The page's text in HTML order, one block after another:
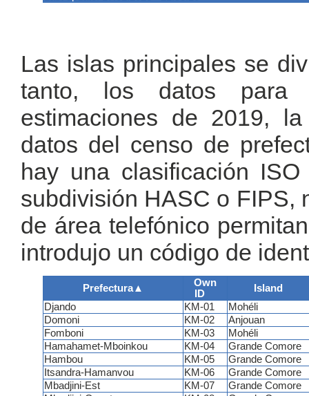
Las islas principales se
tanto, los datos para
estimaciones de 2019,
datos del censo de
hay una clasificación
subdivisión HASC o FIPS,
de área telefónico
introdujo un código de
Prefectura▲
Own
ID
Island
Djando
KM-01
Mohéli
Domoni
KM-02
Anjouan
Fomboni
KM-03
Mohéli
Hamahamet-Mboinkou
KM-04
Grande Comore
Hambou
KM-05
Grande Comore
Itsandra-Hamanvou
KM-06
Grande Comore
Mbadjini-Est
KM-07
Grande Comore